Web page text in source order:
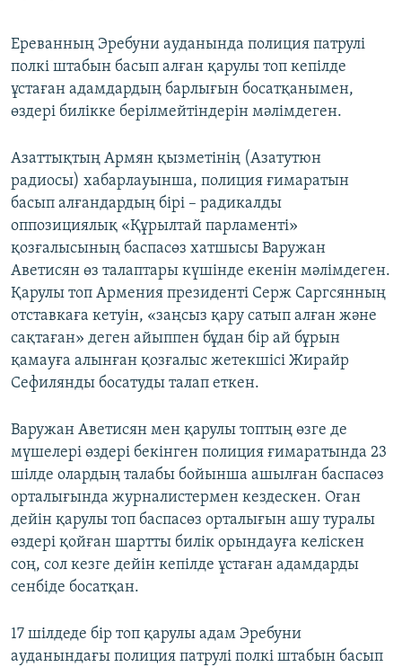
Ереванның Эребуни ауданында полиция патрулі
полкі штабын басып алған қарулы топ кепілде
ұстаған адамдардың барлығын босатқанымен,
өздері билікке берілмейтіндерін мәлімдеген.
Азаттықтың Армян қызметінің (Азатутюн
радиосы) хабарлауынша, полиция ғимаратын
басып алғандардың бірі – радикалды
оппозициялық «Құрылтай парламенті»
қозғалысының баспасөз хатшысы Варужан
Аветисян өз талаптары күшінде екенін мәлімдеген.
Қарулы топ Армения президенті Серж Саргсянның
отставкаға кетуін, «заңсыз қару сатып алған және
сақтаған» деген айыппен бұдан бір ай бұрын
қамауға алынған қозғалыс жетекшісі Жирайр
Сефилянды босатуды талап еткен.
Варужан Аветисян мен қарулы топтың өзге де
мүшелері өздері бекінген полиция ғимаратында 23
шілде олардың талабы бойынша ашылған баспасөз
орталығында журналистермен кездескен. Оған
дейін қарулы топ баспасөз орталығын ашу туралы
өздері қойған шартты билік орындауға келіскен
соң, сол кезге дейін кепілде ұстаған адамдарды
сенбіде босатқан.
17 шілдеде бір топ қарулы адам Эребуни
ауданындағы полиция патрулі полкі штабын басып